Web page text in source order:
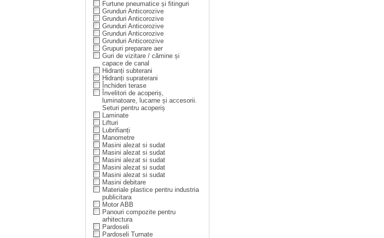
Furtune pneumatice și fitinguri
Grunduri Anticorozive
Grunduri Anticorozive
Grunduri Anticorozive
Grunduri Anticorozive
Grunduri Anticorozive
Grupuri preparare aer
Guri de vizitare / cămine și
capace de canal
Hidranți subterani
Hidranți supraterani
Închideri terase
Învelitori de acoperiș,
luminatoare, lucarne și accesorii.
Seturi pentru acoperiș
Laminate
Lifturi
Lubrifianți
Manometre
Masini alezat si sudat
Masini alezat si sudat
Masini alezat si sudat
Masini alezat si sudat
Masini alezat si sudat
Masini debitare
Materiale plastice pentru industria
publicitara
Motor ABB
Panouri compozite pentru
arhitectura
Pardoseli
Pardoseli Turnate